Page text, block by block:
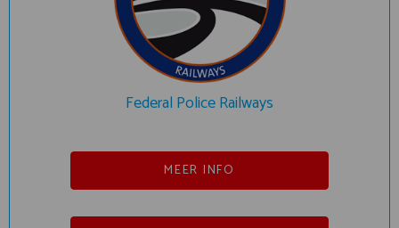
Federal Police Railways
MEER INFO